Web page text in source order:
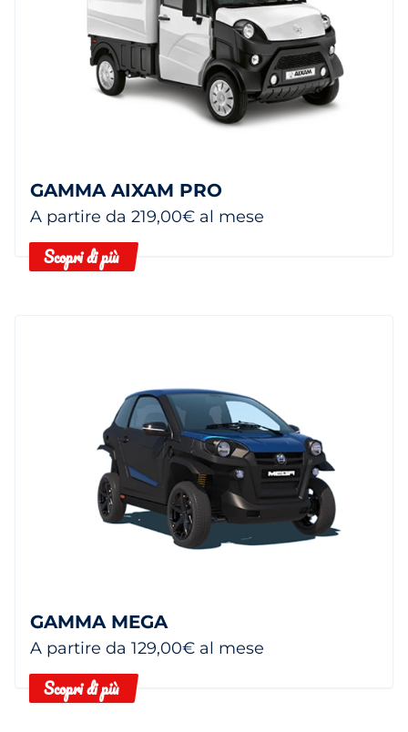
GAMMA AIXAM PRO
A partire da 219,00€ al mese
Scopri di più
GAMMA MEGA
A partire da 129,00€ al mese
Scopri di più